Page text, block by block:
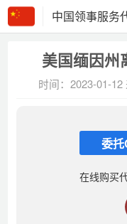
中国领事服务
美国缅因州
时间：2023-01-12
委
在线购买